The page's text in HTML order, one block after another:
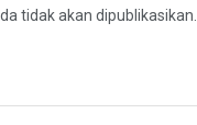
tidak akan dipublikasikan.